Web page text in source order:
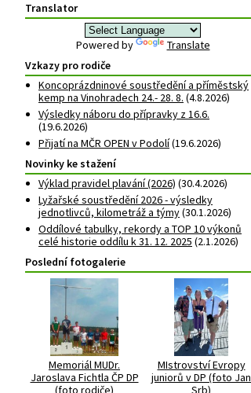
Translator
Powered by
Translate
Vzkazy pro rodiče
Koncoprázdninové soustředění a příměstský
kemp na Vinohradech 24.- 28. 8. (4.8.2026)
Výsledky náboru do přípravky z 16.6.
(19.6.2026)
Přijatí na MČR OPEN v Podolí(19.6.2026)
Novinky ke stažení
Výklad pravidel plavání (2026) (30.4.2026)
Lyžařské soustředění 2026 - výsledky
jednotlivců, kilometráž a týmy(30.1.2026)
Oddílové tabulky, rekordy a TOP 10 výkonů
celé historie oddílu k 31. 12. 2025 (2.1.2026)
Poslední fotogalerie
Memoriál MUDr.
Jaroslava Fichtla ČP DP
(foto rodiče)
MIstrovství Evropy
juniorů v DP (foto Jan
Srb)